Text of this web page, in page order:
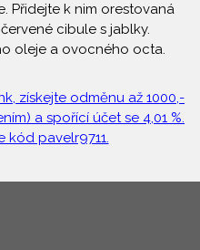
Přidejte k nim orestovaná
cibule s jablky.
oleje a ovocného octa.
získejte odměnu až 1000,-
a spořící účet se 4,01 %.
kód pavelr9711.